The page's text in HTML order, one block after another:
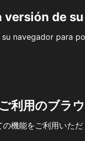
versión de
navegador para
利用のブラ
機能をご利用いた